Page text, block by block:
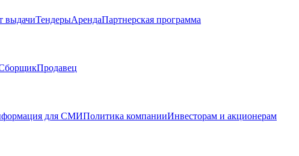
выдачиТендерыАрендаПартнерская программа
Продавец
для СМИПолитика компанииИнвесторам и акционерам